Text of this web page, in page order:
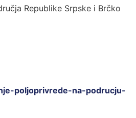
Republike Srpske i Brčko
poljoprivrede-na-podrucju-